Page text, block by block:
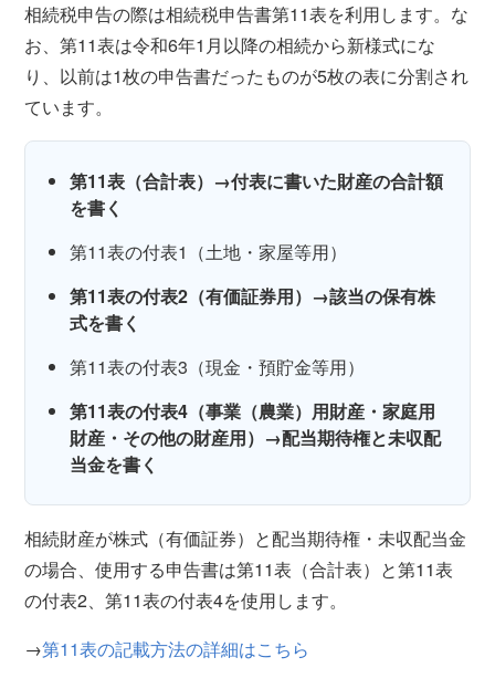
相続税申告の際は相続税申告書第11表を利用します。な
お、第11表は令和6年1月以降の相続から新様式にな
り、以前は1枚の申告書だったものが5枚の表に分割され
ています。
第11表（合計表）→付表に書いた財産の合計額
を書く
第11表の付表1（土地・家屋等用）
第11表の付表2（有価証券用）→該当の保有株
式を書く
第11表の付表3（現金・預貯金等用）
第11表の付表4（事業（農業）用財産・家庭用
財産・その他の財産用）→配当期待権と未収配
当金を書く
相続財産が株式（有価証券）と配当期待権・未収配当金
の場合、使用する申告書は第11表（合計表）と第11表
の付表2、第11表の付表4を使用します。
→第11表の記載方法の詳細はこちら